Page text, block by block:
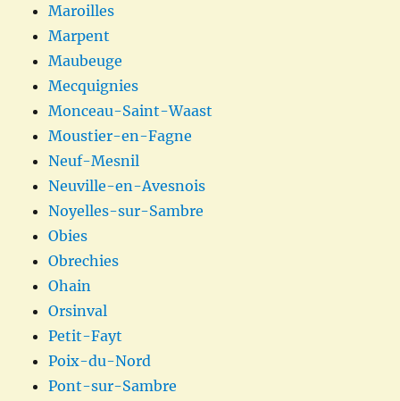
Maroilles
Marpent
Maubeuge
Mecquignies
Monceau-Saint-Waast
Moustier-en-Fagne
Neuf-Mesnil
Neuville-en-Avesnois
Noyelles-sur-Sambre
Obies
Obrechies
Ohain
Orsinval
Petit-Fayt
Poix-du-Nord
Pont-sur-Sambre